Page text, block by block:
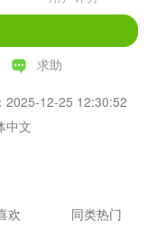
求助
2025-12-25 12:30:52
中文
欢 同类热门